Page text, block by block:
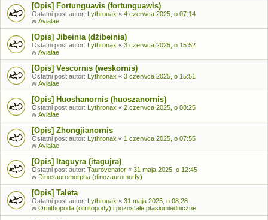
[Opis] Fortunguavis (fortunguawis)
Ostatni post autor: Lythronax « 4 czerwca 2025, o 07:14
w Avialae
[Opis] Jibeinia (dżibeinia)
Ostatni post autor: Lythronax « 3 czerwca 2025, o 15:52
w Avialae
[Opis] Vescornis (weskornis)
Ostatni post autor: Lythronax « 3 czerwca 2025, o 15:51
w Avialae
[Opis] Huoshanornis (huoszanornis)
Ostatni post autor: Lythronax « 2 czerwca 2025, o 08:25
w Avialae
[Opis] Zhongjianornis
Ostatni post autor: Lythronax « 1 czerwca 2025, o 07:55
w Avialae
[Opis] Itaguyra (itagujra)
Ostatni post autor: Taurovenator « 31 maja 2025, o 12:45
w Dinosauromorpha (dinozauromorfy)
[Opis] Taleta
Ostatni post autor: Lythronax « 31 maja 2025, o 08:28
w Ornithopoda (ornitopody) i pozostałe ptasiomiedniczne